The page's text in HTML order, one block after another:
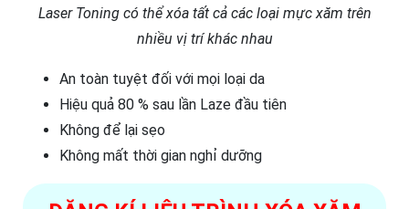
Laser Toning có thể xóa tất cả các loại mực xăm trên
nhiều vị trí khác nhau
An toàn tuyệt đối với mọi loại da
Hiệu quả 80 % sau lần Laze đầu tiên
Không để lại sẹo
Không mất thời gian nghỉ dưỡng